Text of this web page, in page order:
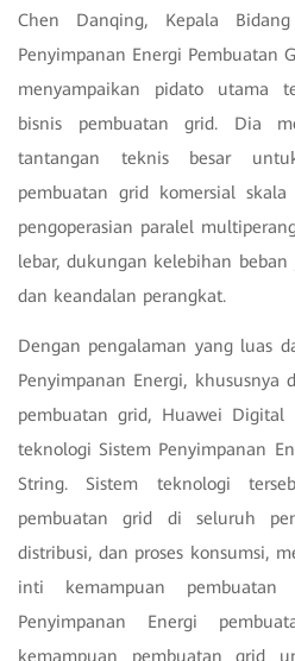
Chen Danqing, Kepala
Penyimpanan Energi Pembuatan
menyampaikan pidato utama
bisnis pembuatan grid. Dia
tantangan teknis besar
pembuatan grid komersial skala
pengoperasian paralel
lebar, dukungan kelebihan
dan keandalan perangkat.
Dengan pengalaman yang luas
Penyimpanan Energi,
pembuatan grid, Huawei Digital
teknologi Sistem Penyimpanan
String. Sistem teknologi
pembuatan grid di seluruh
distribusi, dan proses konsumsi,
inti kemampuan pembuatan
Penyimpanan Energi
kemampuan pembuatan grid